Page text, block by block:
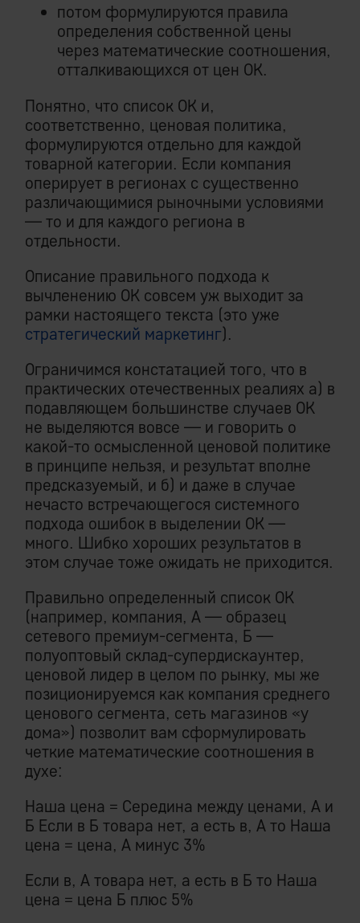
потом формулируются правила
определения собственной цены
через математические соотношения,
отталкивающихся от цен ОК.
Понятно, что список ОК и,
соответственно, ценовая политика,
формулируются отдельно для каждой
товарной категории. Если компания
оперирует в регионах с существенно
различающимися рыночными условиями
— то и для каждого региона в
отдельности.
Описание правильного подхода к
вычленению ОК совсем уж выходит за
рамки настоящего текста (это уже
стратегический маркетинг).
Ограничимся констатацией того, что в
практических отечественных реалиях а) в
подавляющем большинстве случаев ОК
не выделяются вовсе — и говорить о
какой-то осмысленной ценовой политике
в принципе нельзя, и результат вполне
предсказуемый, и б) и даже в случае
нечасто встречающегося системного
подхода ошибок в выделении ОК —
много. Шибко хороших результатов в
этом случае тоже ожидать не приходится.
Правильно определенный список ОК
(например, компания, А — образец
сетевого премиум-сегмента, Б —
полуоптовый склад-супердискаунтер,
ценовой лидер в целом по рынку, мы же
позиционируемся как компания среднего
ценового сегмента, сеть магазинов «у
дома») позволит вам сформулировать
четкие математические соотношения в
духе:
Наша цена = Середина между ценами, А и
Б Если в Б товара нет, а есть в, А то Наша
цена = цена, А минус 3%
Если в, А товара нет, а есть в Б то Наша
цена = цена Б плюс 5%